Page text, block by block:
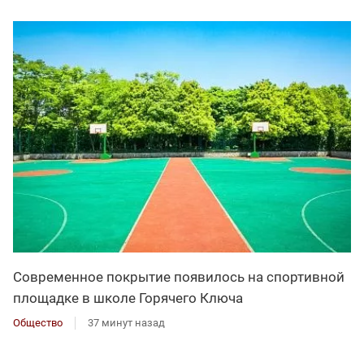
Современное покрытие появилось на спортивной
площадке в школе Горячего Ключа
Общество 37 минут назад